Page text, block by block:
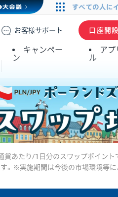
お客様サポート 口座開設
キャンペー
ン
アプ
ル
貨あたり/1日分のスワップポイント
。※実施期間は今後の市場環境等